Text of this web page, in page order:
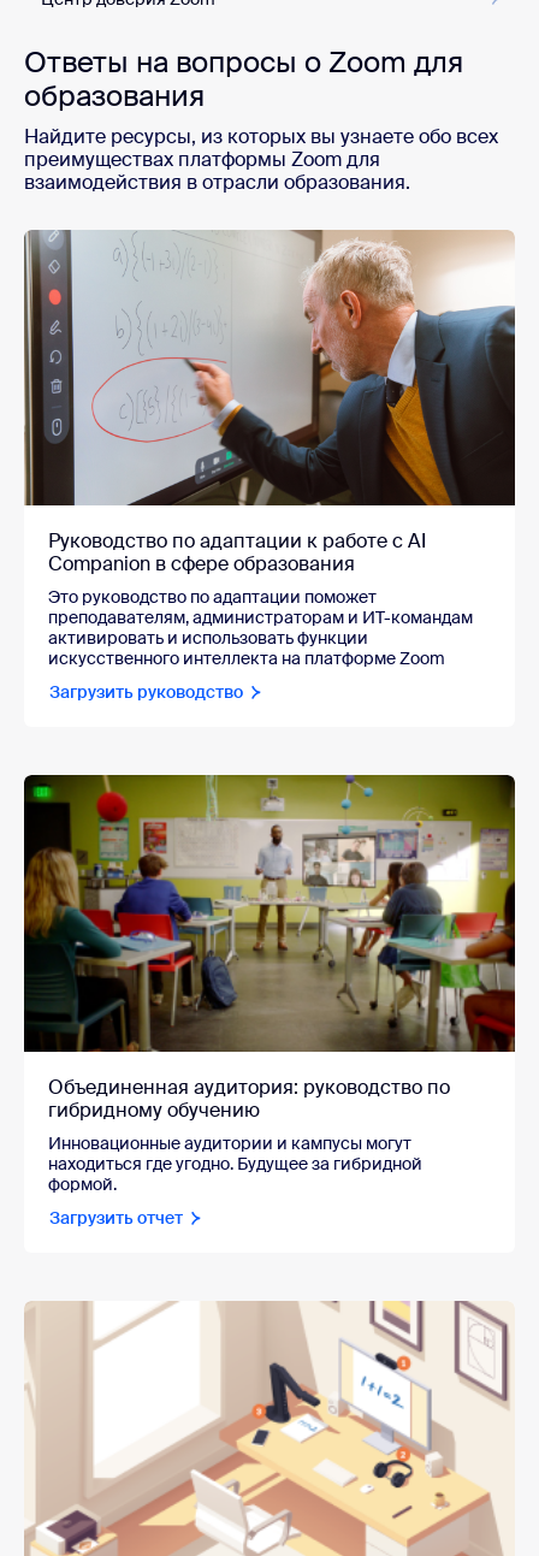
Ответы на вопросы о Zoom для
образования
Найдите ресурсы, из которых вы узнаете обо всех
преимуществах платформы Zoom для
взаимодействия в отрасли образования.
Руководство по адаптации к работе с AI
Companion в сфере образования
Это руководство по адаптации поможет
преподавателям, администраторам и ИТ-командам
активировать и использовать функции
искусственного интеллекта на платформе Zoom
Загрузить руководство
Объединенная аудитория: руководство по
гибридному обучению
Инновационные аудитории и кампусы могут
находиться где угодно. Будущее за гибридной
формой.
Загрузить отчет